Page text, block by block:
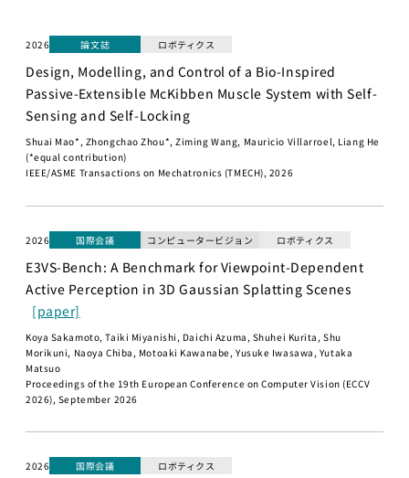
ンス
GCIベー
シック ゼ
めるデー
タサイエ
ンス
消費イン
テリジェ
ンス寄付
講座）
AIエンジニア
リング実践
機械学習
プログラ
用IIC
金融市場取引
大規模言語モデ
ル寄付講座
ョン
GENIAC
開発コンペテ
ィション
2026
ペ2025
海外展開
2026 論文誌 ロボティクス
Design, Modelling, and Control of a Bio-Inspired
Passive-Extensible McKibben Muscle System with Self-
Sensing and Self-Locking
Shuai Mao*, Zhongchao Zhou*, Ziming Wang, Mauricio Villarroel, Liang He
(*equal contribution)
IEEE/ASME Transactions on Mechatronics (TMECH), 2026
2026 国際会議 コンピュータービジョン ロボティクス
E3VS-Bench: A Benchmark for Viewpoint-Dependent
Active Perception in 3D Gaussian Splatting Scenes
[paper]
Koya Sakamoto, Taiki Miyanishi, Daichi Azuma, Shuhei Kurita, Shu
Morikuni, Naoya Chiba, Motoaki Kawanabe, Yusuke Iwasawa, Yutaka
Matsuo
Proceedings of the 19th European Conference on Computer Vision (ECCV
2026), September 2026
2026 国際会議 ロボティクス